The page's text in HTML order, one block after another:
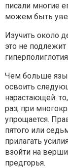
писали многие
можем быть
Изучить около
это не
Чем больше
освоить
нарастающей:
раз, при
упрощается.
пятого или
прилагать
взойти на
предгорья.